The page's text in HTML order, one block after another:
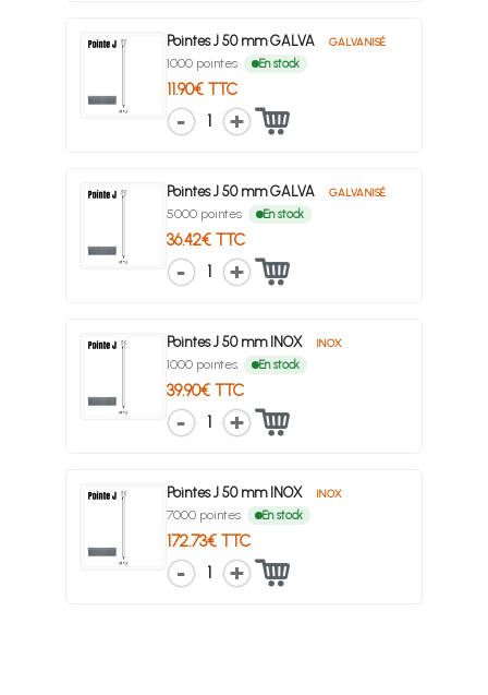
Pointes J 50 mm GALVA GALVANISÉ
1000 pointes En stock
11.90€ TTC
1
Pointes J 50 mm GALVA GALVANISÉ
5000 pointes En stock
36.42€ TTC
1
Pointes J 50 mm INOX INOX
1000 pointes En stock
39.90€ TTC
1
Pointes J 50 mm INOX INOX
7000 pointes En stock
172.73€ TTC
1